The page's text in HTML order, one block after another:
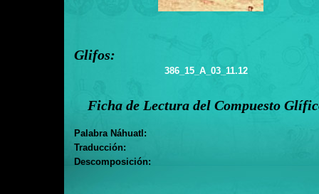
Glifos:
386_15_A_03_11.12
Ficha de Lectura del Compuesto
Palabra Náhuatl:
Traducción:
Descomposición: